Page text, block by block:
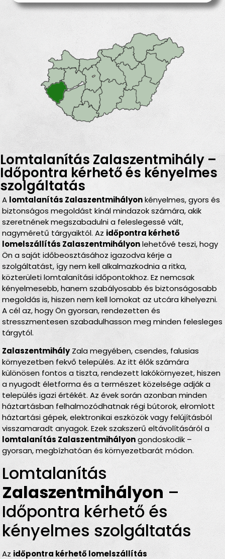
Lomtalanítás Zalaszentmihály –
Időpontra kérhető és kényelmes
szolgáltatás
A lomtalanítás Zalaszentmihályonkényelmes, gyors és
biztonságos megoldást kínál mindazok számára, akik
szeretnének megszabadulni a feleslegessé vált,
nagyméretű tárgyaiktól. Az időpontra kérhető
lomelszállítás Zalaszentmihályonlehetővé teszi, hogy
Ön a saját időbeosztásához igazodva kérje a
szolgáltatást, így nem kell alkalmazkodnia a ritka,
közterületi lomtalanítási időpontokhoz. Ez nemcsak
kényelmesebb, hanem szabályosabb és biztonságosabb
megoldás is, hiszen nem kell lomokat az utcára kihelyezni.
A cél az, hogy Ön gyorsan, rendezetten és
stresszmentesen szabadulhasson meg minden felesleges
tárgytól.
ZalaszentmihályZala megyében, csendes, falusias
környezetben fekvő település. Az itt élők számára
különösen fontos a tiszta, rendezett lakókörnyezet, hiszen
a nyugodt életforma és a természet közelsége adják a
település igazi értékét. Az évek során azonban minden
háztartásban felhalmozódhatnak régi bútorok, elromlott
háztartási gépek, elektronikai eszközök vagy felújításból
visszamaradt anyagok. Ezek szakszerű eltávolításáról a
lomtalanítás Zalaszentmihályongondoskodik –
gyorsan, megbízhatóan és környezetbarát módon.
Lomtalanítás
Zalaszentmihályon –
Időpontra kérhető és
kényelmes szolgáltatás
Az időpontra kérhető lomelszállítás